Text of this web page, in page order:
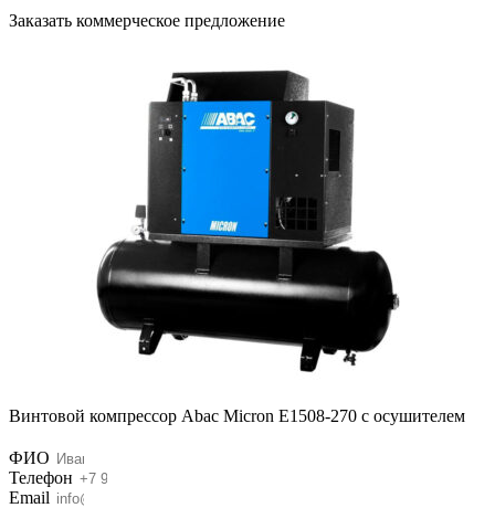
Заказать коммерческое предложение
Винтовой компрессор Abac Micron E1508-270 с осушителем
ФИО
Телефон
Email